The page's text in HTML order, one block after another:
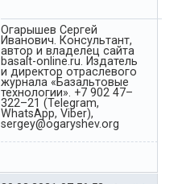
Огарышев Сергей
Иванович. Консультант,
автор и владелец сайта
basalt-online.ru. Издатель
и директор отраслевого
журнала «Базальтовые
технологии». +7 902 47–
322–21 (Telegram,
WhatsApp, Viber),
sergey@ogaryshev.org